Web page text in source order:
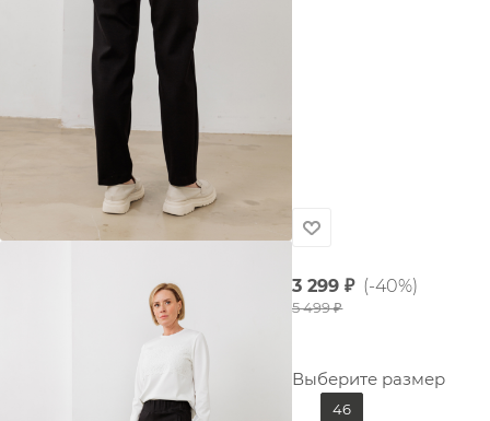
3 299 ₽ (-40%)
5 499₽
Выберите размер
46